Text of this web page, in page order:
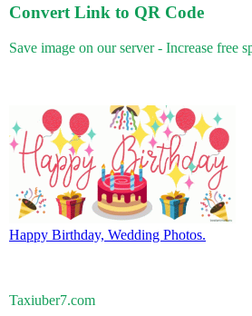
Convert Link to QR Code
Save image on our server - Increase free
Happy Birthday, Wedding Photos.
Taxiuber7.com